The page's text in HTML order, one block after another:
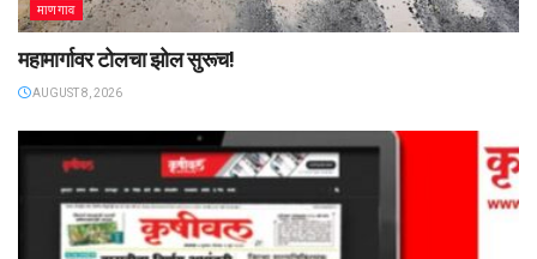
माणगाव
महामार्गावर टोलचा झोल सुरूच!
AUGUST 8, 2026